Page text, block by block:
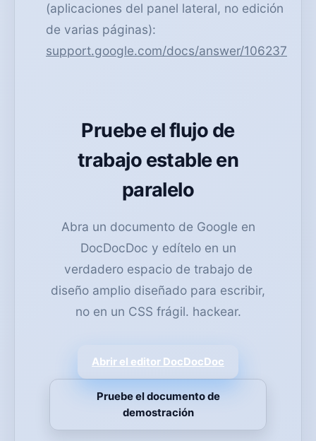
(aplicaciones del panel lateral, no edición
de varias páginas):
support.google.com/docs/answer/106237
Pruebe el flujo de
trabajo estable en
paralelo
Abra un documento de Google en
DocDocDoc y edítelo en un
verdadero espacio de trabajo de
diseño amplio diseñado para escribir,
no en un CSS frágil. hackear.
Abrir el editor DocDocDoc
Pruebe el documento de
demostración